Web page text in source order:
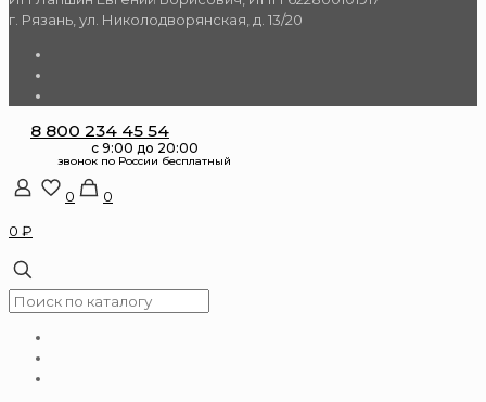
г. Рязань, ул. Николодворянская, д. 13/20
8 800 234 45 54
0
0
0 ₽